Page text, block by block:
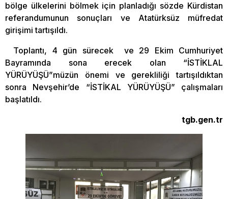
bölge ülkelerini bölmek için planladığı sözde Kürdistan
referandumunun sonuçları ve Atatürksüz müfredat
girişimi tartışıldı.
Toplantı, 4 gün sürecek ve 29 Ekim Cumhuriyet
Bayramında sona erecek olan “İSTİKLAL
YÜRÜYÜŞÜ”müzün önemi ve gerekliliği tartışıldıktan
sonra Nevşehir’de “İSTİKAL YÜRÜYÜŞÜ” çalışmaları
başlatıldı.
tgb.gen.tr